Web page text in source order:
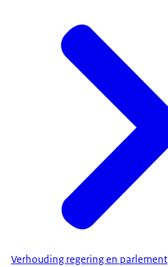
Verhouding regering en parlement